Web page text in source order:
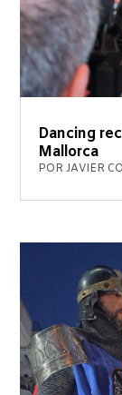
Dancing
Mallorca
PORJAVIER